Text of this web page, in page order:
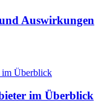
Auswirkungen
im Überblick